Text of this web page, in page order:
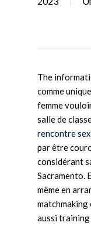
The
comme
femme
salle de
rencontre
par être
considérant
Sacramento.
même en
aussi